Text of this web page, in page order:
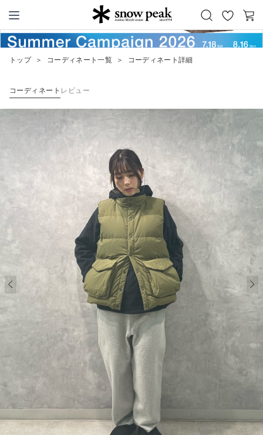
Snow Peak
お
カ
ー
トップ ＞ コーディネート一覧 ＞ コーディネート詳細
コーディネート レビュー